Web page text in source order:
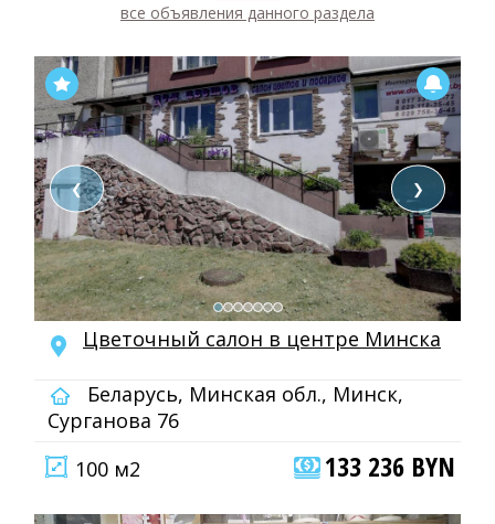
все объявления данного раздела
❮ ❯
Цветочный салон в центре Минска
Беларусь, Минская обл., Минск,
Сурганова 76
100 м2
133 236 BYN